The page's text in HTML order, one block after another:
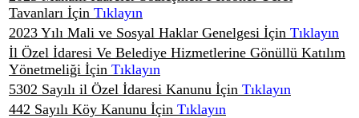
Tavanları İçin Tıklayın
2023 Yılı Mali ve Sosyal Haklar Genelgesi İçin Tıklayın
İl Özel İdaresi Ve Belediye Hizmetlerine Gönüllü Katılım
Yönetmeliği İçin Tıklayın
5302 Sayılı il Özel İdaresi Kanunu İçin Tıklayın
442 Sayılı Köy Kanunu İçin Tıklayın